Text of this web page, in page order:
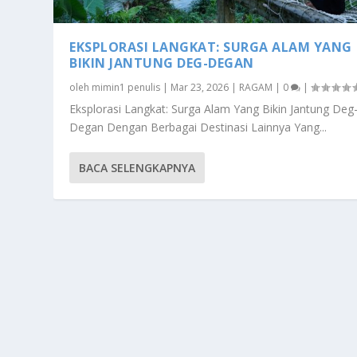
EKSPLORASI LANGKAT: SURGA ALAM YANG
BIKIN JANTUNG DEG-DEGAN
oleh mimin1 penulis | Mar 23, 2026 | RAGAM | 0 |
Eksplorasi Langkat: Surga Alam Yang Bikin Jantung
Degan Dengan Berbagai Destinasi Lainnya Yang...
BACA SELENGKAPNYA